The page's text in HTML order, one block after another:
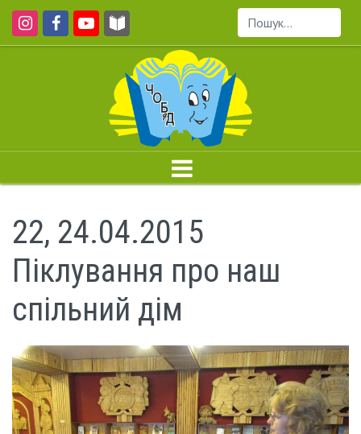
Пошук...
22, 24.04.2015
Піклування про наш
спільний дім